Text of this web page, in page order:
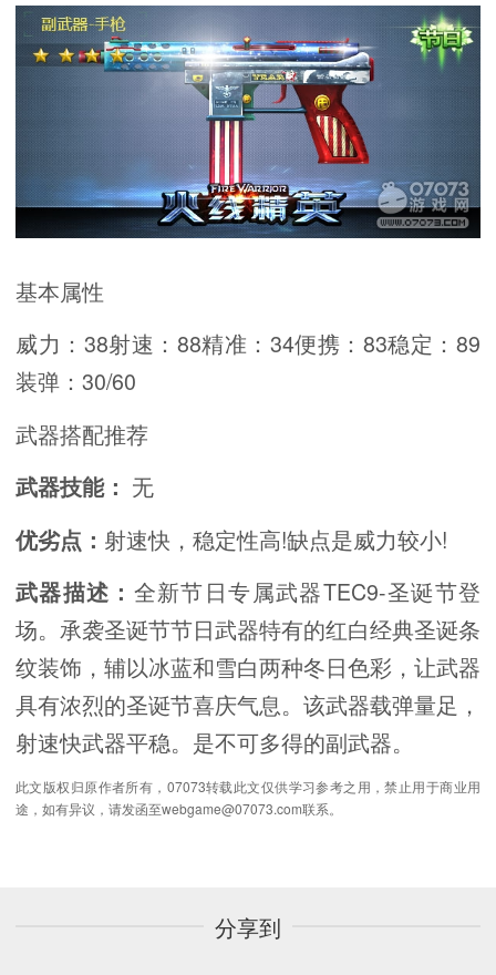
基本属性
威力：38射速：88精准：34便携：83稳定：89
装弹：30/60
武器搭配推荐
武器技能： 无
优劣点： 射速快，稳定性高!缺点是威力较小!
武器描述： 全新节日专属武器TEC9-圣诞节登
场。承袭圣诞节节日武器特有的红白经典圣诞条
纹装饰，辅以冰蓝和雪白两种冬日色彩，让武器
具有浓烈的圣诞节喜庆气息。该武器载弹量足，
射速快武器平稳。是不可多得的副武器。
此文版权归原作者所有，07073转载此文仅供学习参考之用，禁止用于商业用
途，如有异议，请发函至webgame@07073.com联系。
分享到